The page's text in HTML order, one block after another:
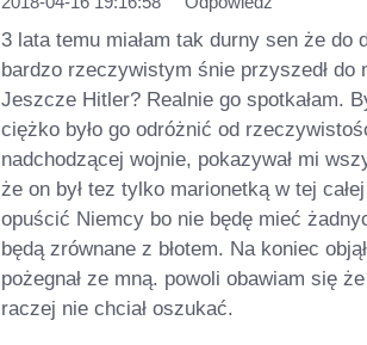
3 lata temu miałam tak durny sen że do
bardzo rzeczywistym śnie przyszedł
Jeszcze Hitler? Realnie go spotkałam.
ciężko było go odróżnić od
nadchodzącej wojnie, pokazywał mi
że on był tez tylko marionetką w tej
opuścić Niemcy bo nie będę mieć
będą zrównane z błotem. Na koniec
pożegnał ze mną. powoli obawiam się
raczej nie chciał oszukać.